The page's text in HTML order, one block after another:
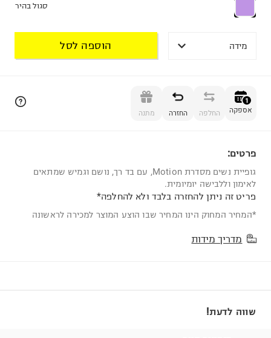
סגול בהיר
מידה הוספה לסל
1
אספקה החלפה החזרה מתנה
פרטים:
גופיית נשים מסדרת Motion, עם בד רך, נושם וגמיש שמתאים
לאימון וללבישה יומיומית.
פריט זה ניתן להחזרה בלבד ולא להחלפה*
*המחיר המחוק הינו המחיר שבו הוצע המוצר למכירה לראשונה
מדריך מידות
שווה לדעת!